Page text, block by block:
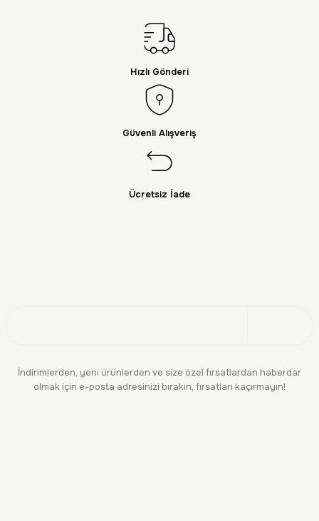
Hızlı Gönderi
Güvenli Alışveriş
Ücretsiz İade
İndirimlerden, yeni ürünlerden ve size özel fırsatlardan haberdar
olmak için e-posta adresinizi bırakın, fırsatları kaçırmayın!